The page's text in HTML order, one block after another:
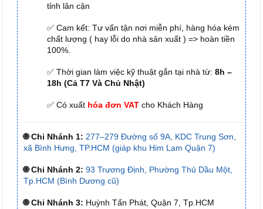
tỉnh lân cận
✅ Cam kết: Tư vấn tận nơi miễn phí, hàng hóa kém
chất lượng ( hay lỗi do nhà sản xuất ) => hoàn tiền
100%.
✅ Thời gian làm việc kỹ thuật gắn tại nhà từ: 8h –
18h (Cả T7 Và Chủ Nhật)
✅ Có xuất hóa đơn VAT cho Khách Hàng
🌐 Chi Nhánh 1: 277–279 Đường số 9A, KDC Trung Sơn,
xã Bình Hưng, TP.HCM (giáp khu Him Lam Quận 7)
🌐 Chi Nhánh 2: 93 Trương Định, Phường Thủ Dầu Một,
Tp.HCM (Bình Dương cũ)
🌐 Chi Nhánh 3: Huỳnh Tấn Phát, Quận 7, Tp.HCM